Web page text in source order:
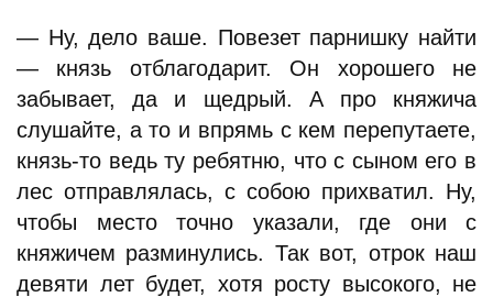
— Ну, дело ваше. Повезет парнишку найти
— князь отблагодарит. Он хорошего не
забывает, да и щедрый. А про княжича
слушайте, а то и впрямь с кем перепутаете,
князь-то ведь ту ребятню, что с сыном его в
лес отправлялась, с собою прихватил. Ну,
чтобы место точно указали, где они с
княжичем разминулись. Так вот, отрок наш
девяти лет будет, хотя росту высокого, не